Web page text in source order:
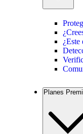
¿Este
Planes